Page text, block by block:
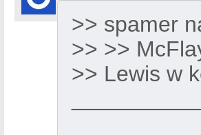
>> spamer
>> >>
>> Lewis w